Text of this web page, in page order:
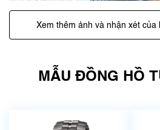
Xem thêm ảnh và nhận xét của
MẪU ĐỒNG HỒ